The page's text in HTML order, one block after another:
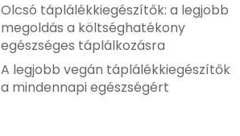
Olcsó táplálékkiegészítők: a legjobb
megoldás a költséghatékony
egészséges táplálkozásra
A legjobb vegán táplálékkiegészítők
a mindennapi egészségért